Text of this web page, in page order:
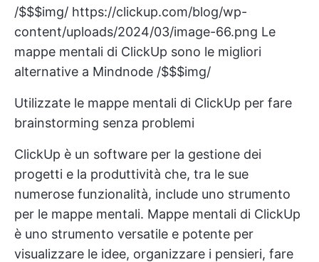
/$$$img/ https://clickup.com/blog/wp-
content/uploads/2024/03/image-66.png Le
mappe mentali di ClickUp sono le migliori
alternative a Mindnode /$$$img/
Utilizzate le mappe mentali di ClickUp per fare
brainstorming senza problemi
ClickUp è un software per la gestione dei
progetti e la produttività che, tra le sue
numerose funzionalità, include uno strumento
per le mappe mentali. Mappe mentali di ClickUp
è uno strumento versatile e potente per
visualizzare le idee, organizzare i pensieri, fare